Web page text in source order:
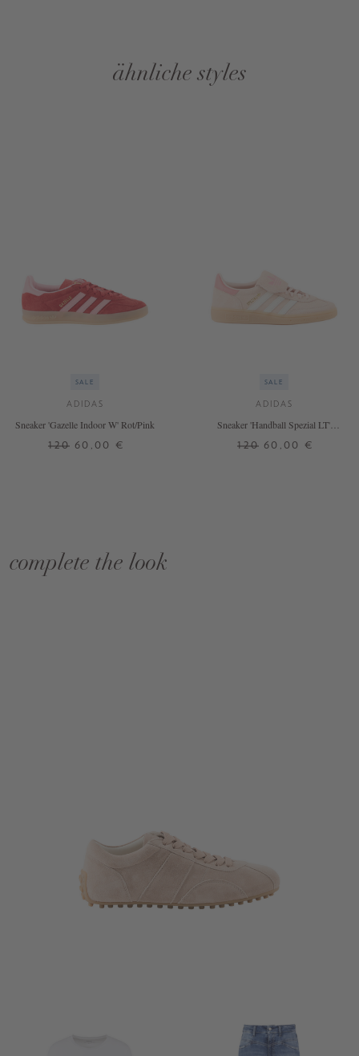
ähnliche styles
SALE
ADIDAS
Sneaker 'Gazelle Indoor W' Rot/Pink
120 60,00 €
SALE
ADIDAS
Sneaker 'Handball Spezial LT'
120 60,00 €
complete the look